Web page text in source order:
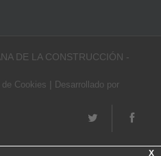
DE LA CONSTRUCCIÓN -
Cookies | Desarrollado por
X